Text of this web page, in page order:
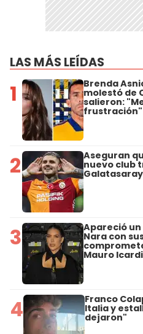
LAS MÁS LEÍDAS
1 Brenda
molestó de
salieron:
frustración"
2 Aseguran
nuevo club
3 Apareció
Nara con
Mauro Icardi
4 Franco
Italia y
dejaron"